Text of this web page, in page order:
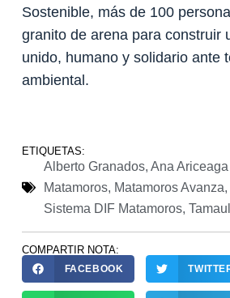
Sostenible, más de 100
granito de arena para construir
unido, humano y solidario ante
ambiental.
ETIQUETAS:
Alberto Granados, Ana
Matamoros, Matamoros Avanza,
Sistema DIF Matamoros,
COMPARTIR NOTA:
FACEBOOK